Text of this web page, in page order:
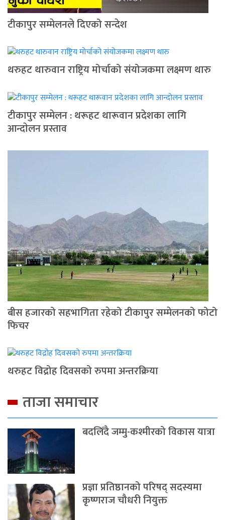
टीकापुर सम्मेलनले दिएको सन्देश
थरुहट थारुवान राष्ट्रिय मोर्चाको संयोजकमा लक्ष्मण थारु
टीकापुर सम्मेलन : थरूहट थारूवान प्रदेशका लागि
आन्दाेलन प्रस्ताव
बीस हजारको सहभागिता रहेको टीकापुर सम्मेलनको फोटो
फिचर
थरुहट विद्रोह दिवसको रुपमा अन्तरक्रिया
ताजा समाचार
बदलिँदै जम्मु-कश्मीरको विकास यात्रा
प्रज्ञा प्रतिष्ठानको परिषद् सदस्यमा
कृष्णराज चौधरी नियुक्त